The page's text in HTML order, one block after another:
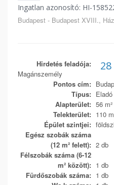
Ingatlan azonosító: HI-
Budapest - Budapest XVIII.,
Hirdetés feladója:
Magánszemély
Pontos cím:
Típus: Eladó
Alapterület: 56 m²
Telekterület: 110
Épület szintjei:
Egész szobák száma
(12 m² felett): 2 db
Félszobák száma (6-12
m² között): 1 db
Fürdőszobák száma: 1 db